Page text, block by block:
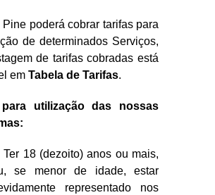
poderá cobrar tarifas para
de determinados Serviços,
de tarifas cobradas está
em Tabela de Tarifas.
para utilização das nossas
Ter 18 (dezoito) anos ou mais,
se menor de idade, estar
representado nos